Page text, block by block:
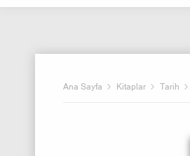
Ana Sayfa Kitaplar Tarih